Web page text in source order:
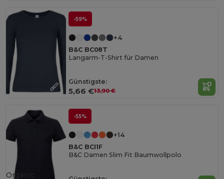
-59%
+4
B&C BC08T
Langarm-T-Shirt für Damen
Günstigste:
5,66 €13,90 €
-55%
+14
B&C BCI1F
B&C Damen Slim Fit Baumwollpolo
Organic